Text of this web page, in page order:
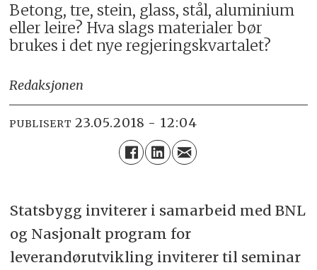
Betong, tre, stein, glass, stål, aluminium
eller leire? Hva slags materialer bør
brukes i det nye regjeringskvartalet?
Redaksjonen
PUBLISERT 23.05.2018 - 12:04
Statsbygg inviterer i samarbeid med BNL
og Nasjonalt program for
leverandørutvikling inviterer til seminar